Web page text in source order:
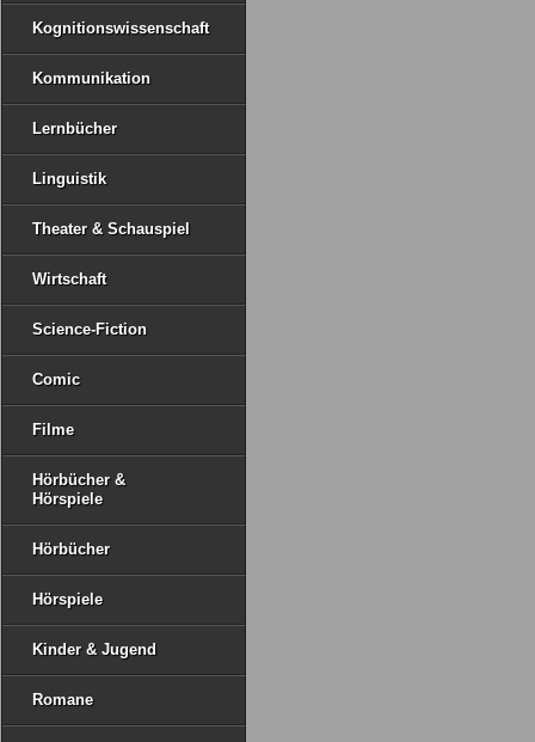
Kognitionswissenschaft
Kommunikation
Lernbücher
Linguistik
Theater & Schauspiel
Wirtschaft
Science-Fiction
Comic
Filme
Hörbücher &
Hörspiele
Hörbücher
Hörspiele
Kinder & Jugend
Romane